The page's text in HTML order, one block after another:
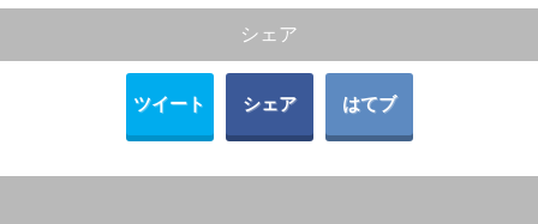
シェア
ツイート シェア はてブ